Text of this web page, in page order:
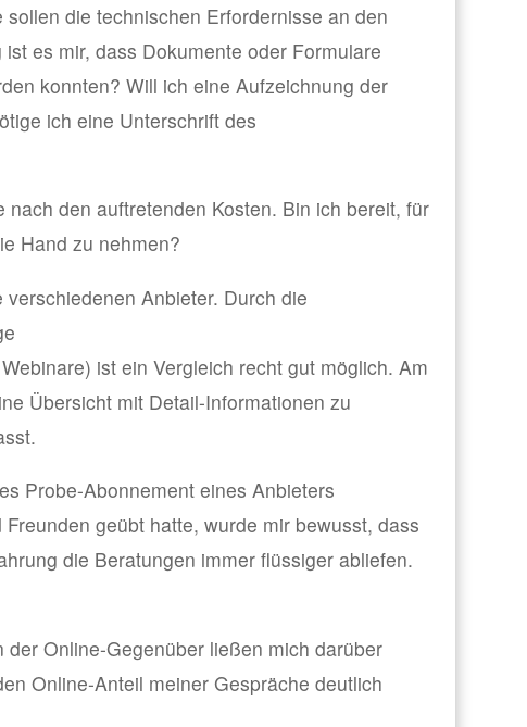
die technischen Erfordernisse an den
es mir, dass Dokumente oder Formulare
konnten? Will ich eine Aufzeichnung der
ich eine Unterschrift des
den auftretenden Kosten. Bin ich bereit, für
Hand zu nehmen?
Anbieter. Durch die
ist ein Vergleich recht gut möglich. Am
Übersicht mit Detail-Informationen zu
Probe-Abonnement eines Anbieters
geübt hatte, wurde mir bewusst, dass
die Beratungen immer flüssiger abliefen.
Online-Gegenüber ließen mich darüber
Online-Anteil meiner Gespräche deutlich